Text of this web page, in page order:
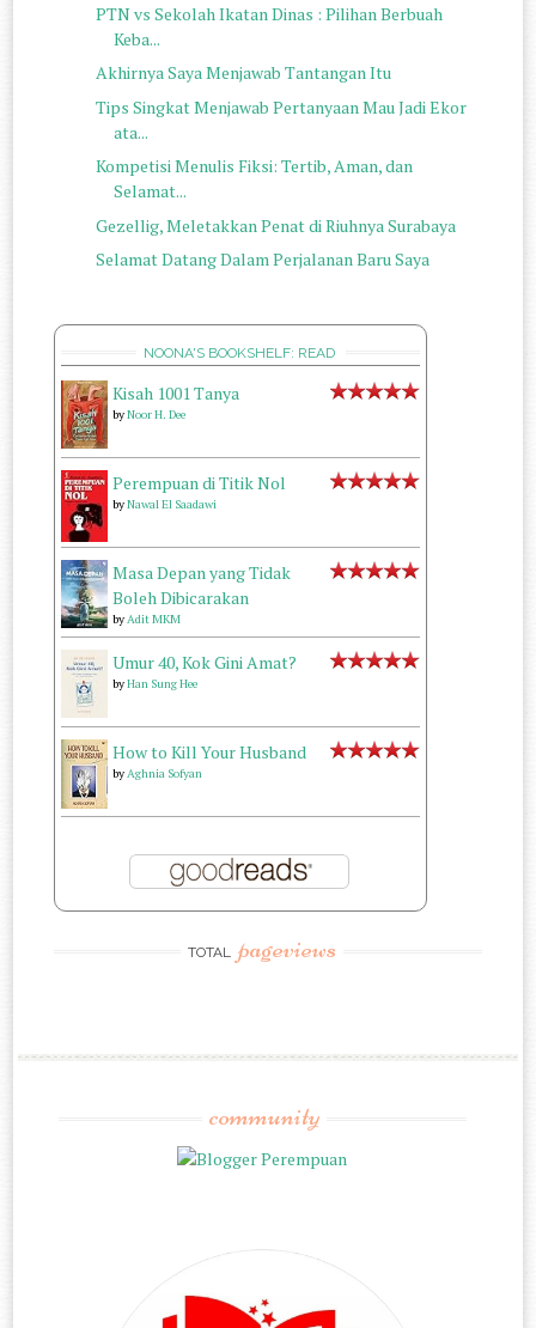
PTN vs Sekolah Ikatan Dinas : Pilihan Berbuah
Keba...
Akhirnya Saya Menjawab Tantangan Itu
Tips Singkat Menjawab Pertanyaan Mau Jadi Ekor
ata...
Kompetisi Menulis Fiksi: Tertib, Aman, dan
Selamat...
Gezellig, Meletakkan Penat di Riuhnya Surabaya
Selamat Datang Dalam Perjalanan Baru Saya
NOONA'S BOOKSHELF: READ
Kisah 1001 Tanya
byNoor H. Dee
Perempuan di Titik Nol
byNawal El Saadawi
Masa Depan yang Tidak
Boleh Dibicarakan
byAdit MKM
Umur 40, Kok Gini Amat?
byHan Sung Hee
How to Kill Your Husband
byAghnia Sofyan
TOTAL pageviews
community